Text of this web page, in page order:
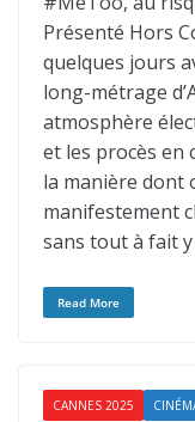
Présenté Hors
quelques jours
long-métrage
atmosphère
et les procès en
la manière dont
manifestement
sans tout à fait
Read More
CANNES 2025